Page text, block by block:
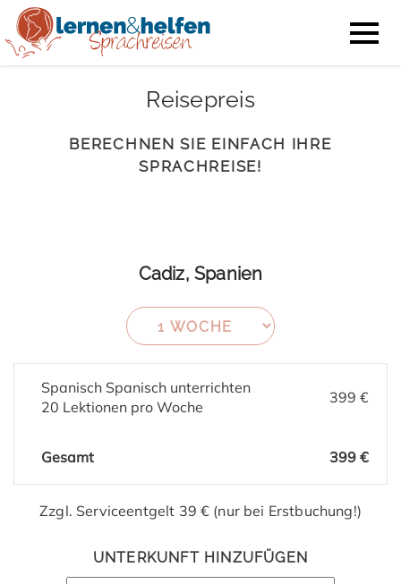
Reisepreis
BERECHNEN SIE EINFACH IHRE
SPRACHREISE!
Cadiz, Spanien
Spanisch Spanisch unterrichten
20 Lektionen pro Woche
399 €
Gesamt 399 €
Zzgl. Serviceentgelt 39 € (nur bei Erstbuchung!)
UNTERKUNFT HINZUFÜGEN